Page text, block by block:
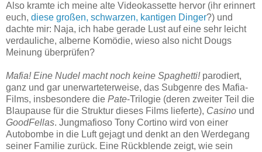
Also kramte ich meine alte Videokassette hervor (ihr erinnert
euch, diese großen, schwarzen, kantigen Dinger?) und
dachte mir: Naja, ich habe gerade Lust auf eine sehr leicht
verdauliche, alberne Komödie, wieso also nicht Dougs
Meinung überprüfen?
Mafia! Eine Nudel macht noch keine Spaghetti!parodiert,
ganz und gar unerwarteterweise, das Subgenre des Mafia-
Films, insbesondere die Pate-Trilogie (deren zweiter Teil die
Blaupause für die Struktur dieses Films lieferte), Casino und
GoodFellas. Jungmafioso Tony Cortino wird von einer
Autobombe in die Luft gejagt und denkt an den Werdegang
seiner Familie zurück. Eine Rückblende zeigt, wie sein